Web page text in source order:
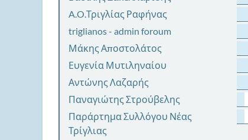
A.O.Τριγλίας Ραφήνας
triglianos - admin foroum
Μάκης Αποστολάτος
Ευγενία Μυτιληναίου
Αντώνης Λαζαρής
Παναγιώτης Στρούβελης
Παράρτημα Συλλόγου Νέας
Τρίγλιας